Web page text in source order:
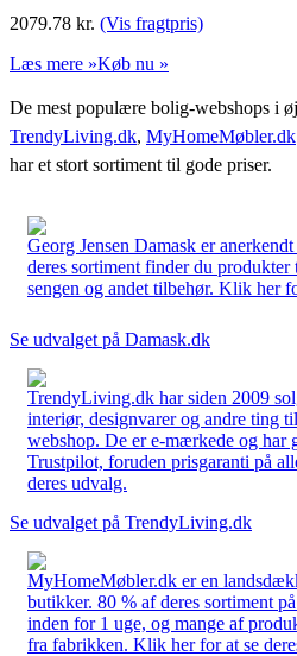
2079.78 kr. (Vis fragtpris)
Læs mere »Køb nu »
De mest populære bolig-webshops i
TrendyLiving.dk, MyHomeMøbler.dk
har et stort sortiment til gode priser.
Georg Jensen Damask er
deres sortiment finder du
sengen og andet tilbehør. Klik her
Se udvalget på Damask.dk
TrendyLiving.dk har siden 2009
interiør, designvarer og andre ting
webshop. De er e-mærkede og har
Trustpilot, foruden prisgaranti på
deres udvalg.
Se udvalget på TrendyLiving.dk
MyHomeMøbler.dk er en
butikker. 80 % af deres sortiment
inden for 1 uge, og mange af
fra fabrikken. Klik her for at se